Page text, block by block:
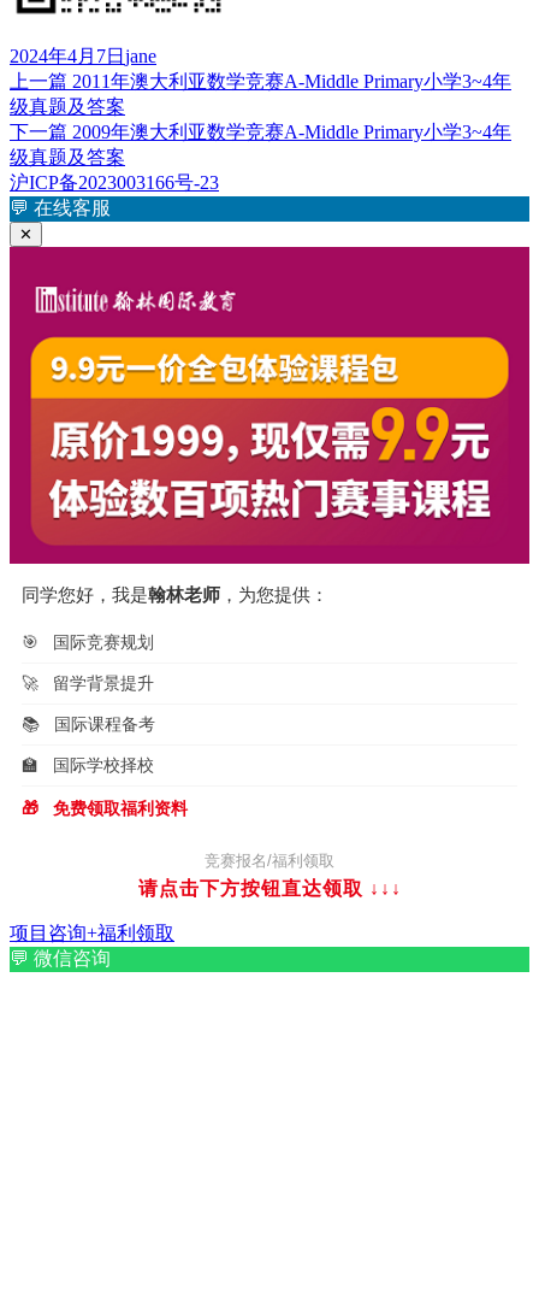
发
布
于
2024年4月7日 作
者
jane
文
章
导
航
上一篇 上
篇
文
章：
2011年澳大利亚数学竞赛A-Middle Primary小学3~4年
级真题及答案
下一篇 下
篇
文
章：
2009年澳大利亚数学竞赛A-Middle Primary小学3~4年
级真题及答案
沪ICP备2023003166号-23
💬 在线客服
✕
同学您好，我是翰林老师 ，为您提供：
🎯 国际竞赛规划
🚀 留学背景提升
📚 国际课程备考
🏫 国际学校择校
🎁 免费领取福利资料
竞赛报名/福利领取
请点击下方按钮直达领取 ↓↓↓
项目咨询+福利领取
💬 微信咨询